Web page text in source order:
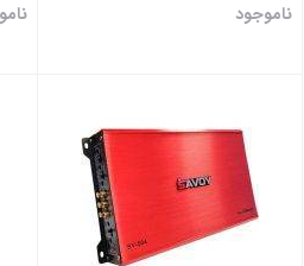
ناموجود